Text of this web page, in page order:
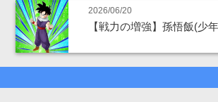
2026/06/20
【戦力の増強】孫悟飯(少